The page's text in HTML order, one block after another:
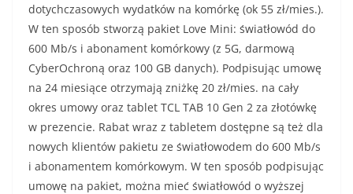
dotychczasowych wydatków na komórkę (ok 55 zł/mies.).
W ten sposób stworzą pakiet Love Mini: światłowód do
600 Mb/s i abonament komórkowy (z 5G, darmową
CyberOchroną oraz 100 GB danych). Podpisując umowę
na 24 miesiące otrzymają zniżkę 20 zł/mies. na cały
okres umowy oraz tablet TCL TAB 10 Gen 2 za złotówkę
w prezencie. Rabat wraz z tabletem dostępne są też dla
nowych klientów pakietu ze światłowodem do 600 Mb/s
i abonamentem komórkowym. W ten sposób podpisując
umowę na pakiet, można mieć światłowód o wyższej